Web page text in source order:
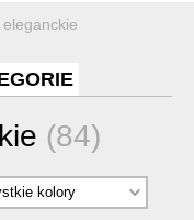
eleganckie
(84)